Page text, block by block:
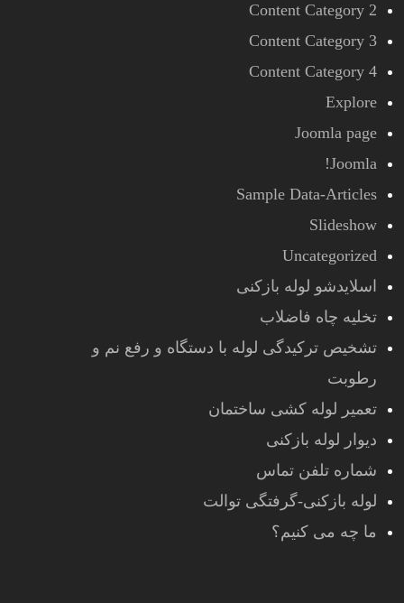
Content Category 2
Content Category 3
Content Category 4
Explore
Joomla page
Joomla!
Sample Data-Articles
Slideshow
Uncategorized
اسلایدشو لوله بازکنی
تخلیه چاه فاضلاب
تشخیص ترکیدگی لوله با دستگاه و رفع نم و
رطوبت
تعمیر لوله کشی ساختمان
دیوار لوله بازکنی
شماره تلفن تماس
لوله بازکنی-گرفتگی توالت
ما چه می کنیم؟